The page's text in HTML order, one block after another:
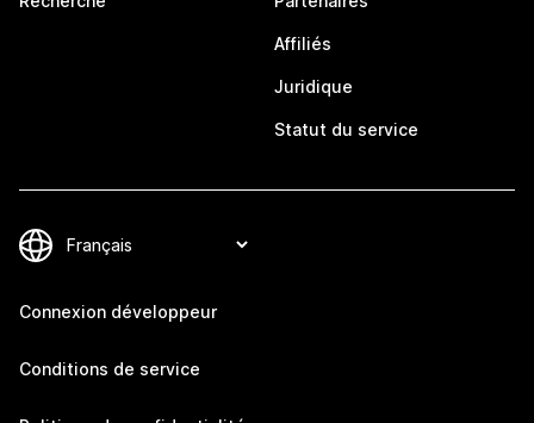
Affiliés
Juridique
Statut du service
Connexion développeur
Conditions de service